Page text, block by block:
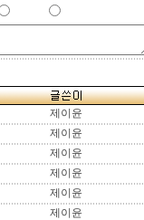
제이윤
제이윤
제이윤
제이윤
제이윤
제이윤